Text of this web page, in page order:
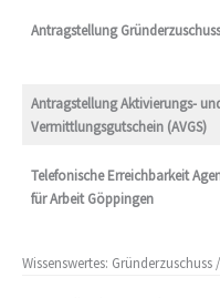
Antragstellung Gründerzuschuss
Antragstellung Aktivierungs-
Vermittlungsgutschein (AVGS)
Telefonische Erreichbarkeit
für Arbeit Göppingen
Wissenswertes: Gründerzuschuss